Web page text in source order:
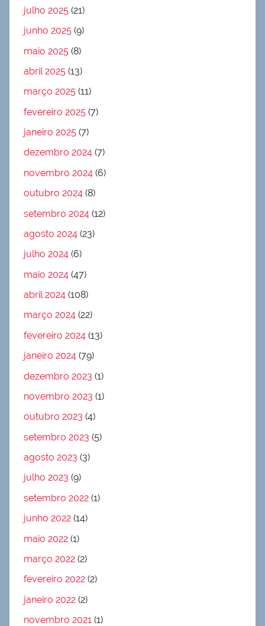
julho 2025 (21)
junho 2025 (9)
maio 2025 (8)
abril 2025 (13)
março 2025 (11)
fevereiro 2025 (7)
janeiro 2025 (7)
dezembro 2024 (7)
novembro 2024 (6)
outubro 2024 (8)
setembro 2024 (12)
agosto 2024 (23)
julho 2024 (6)
maio 2024 (47)
abril 2024 (108)
março 2024 (22)
fevereiro 2024 (13)
janeiro 2024 (79)
dezembro 2023 (1)
novembro 2023 (1)
outubro 2023 (4)
setembro 2023 (5)
agosto 2023 (3)
julho 2023 (9)
setembro 2022 (1)
junho 2022 (14)
maio 2022 (1)
março 2022 (2)
fevereiro 2022 (2)
janeiro 2022 (2)
novembro 2021 (1)